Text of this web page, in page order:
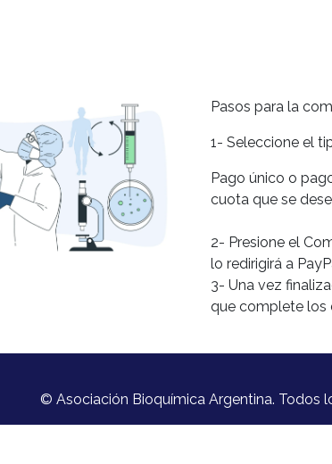
Pasos para la
1- Seleccione el
Pago único o
cuota que se
2- Presione el
lo redirigirá a
3- Una vez
que complete los
© Asociación Bioquímica Argentina. Todos